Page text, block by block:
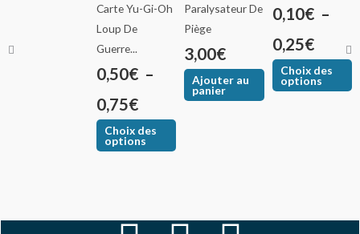
Loup De
Guerre...
0,50€ –
0,75€
à
Choix des
options
options
peuvent
être
choisies
du
Paralysateur De
Piège
3,00€
Ajouter au
panier
0,10€ –
0,25€
à
0,25€
Choix des
options